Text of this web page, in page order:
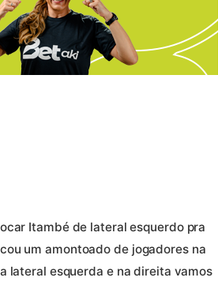
Itambé de lateral esquerdo pra
um amontoado de jogadores na
lateral esquerda e na direita vamos